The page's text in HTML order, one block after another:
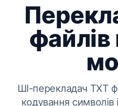
файлів
ШІ-перекладач TXT
кодування